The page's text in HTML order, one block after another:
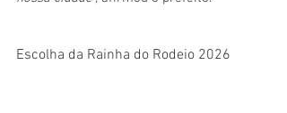
Escolha da Rainha do Rodeio 2026